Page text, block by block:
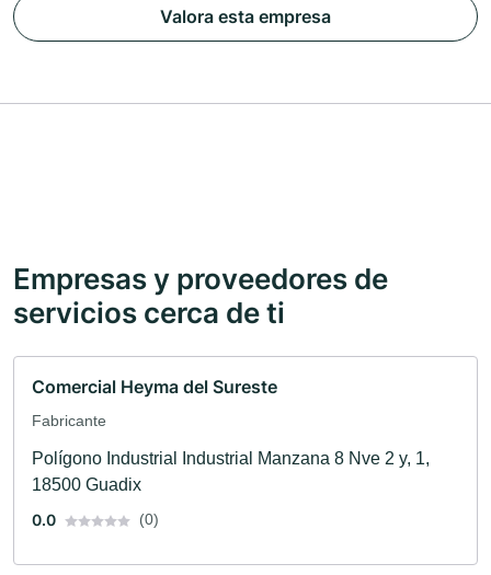
Valora esta empresa
Empresas y proveedores de
servicios cerca de ti
Comercial Heyma del Sureste
Fabricante
Polígono Industrial Industrial Manzana 8 Nve 2 y, 1,
18500 Guadix
0.0
(0)